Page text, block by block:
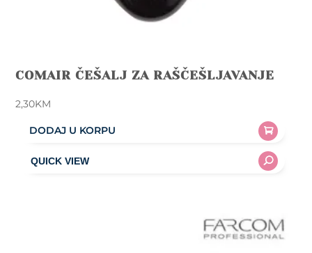
COMAIR ČEŠALJ ZA RAŠČEŠLJAVANJE
2,30KM
DODAJ U KORPU